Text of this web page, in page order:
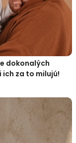
dokonalých
za to milujú!